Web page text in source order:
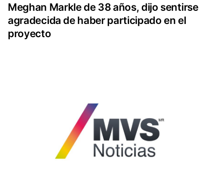
Meghan Markle de 38 años, dijo sentirse
agradecida de haber participado en el
proyecto